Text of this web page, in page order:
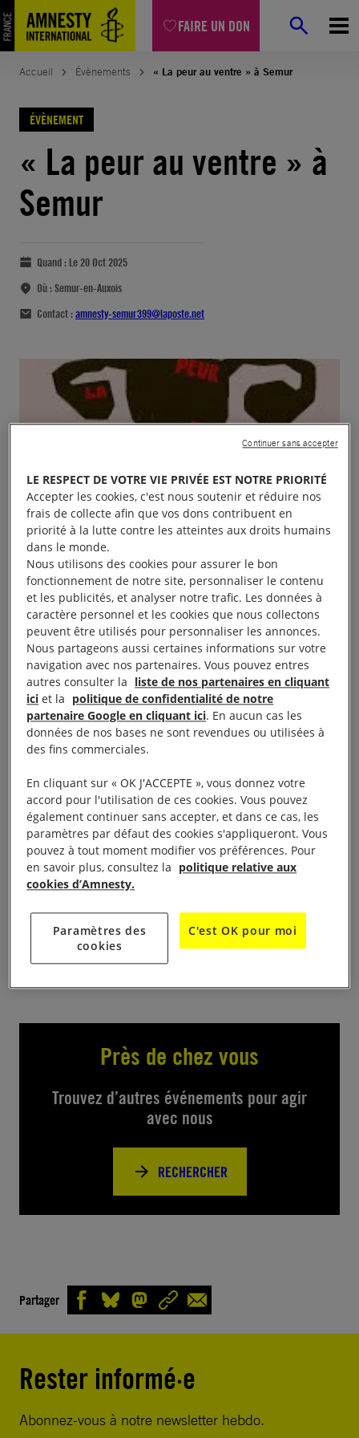
FAIRE UN DON
Accueil Évènements « La peur au ventre » à Semur
ÉVÈNEMENT
« La peur au ventre » à
Semur
Quand : Le 20 Oct 2025
Où :Semur-en-Auxois
Contact :amnesty-semur399@laposte.net
Ciné-débat « La Peur au Ventre »
A partir de 20h30
L’Étoile Cinéma
Film documentaire de Léa Clairmont-Dion sur la
situation de l’avortement aux Etats-Unis. La
projection sera suivie d’un débat animé avec la
participation du Planning Familial de Côte d’Or.
Près de chez vous
Trouvez d’autres événements pour agir
avec nous
RECHERCHER
Partager
Rester informé·e
Abonnez-vous à notre newsletter hebdo.
LE RESPECT DE VOTRE VIE PRIVÉE EST NOTRE PRIORITÉ
Accepter les cookies, c'est nous soutenir et réduire nos
frais de collecte afin que vos dons contribuent en
priorité à la lutte contre les atteintes aux droits humains
dans le monde.
Nous utilisons des cookies pour assurer le bon
fonctionnement de notre site, personnaliser le contenu
et les publicités, et analyser notre trafic. Les données à
caractère personnel et les cookies que nous collectons
peuvent être utilisés pour personnaliser les annonces.
Nous partageons aussi certaines informations sur votre
navigation avec nos partenaires. Vous pouvez entres
autres consulter la liste de nos partenaires en cliquant
ici et la politique de confidentialité de notre
partenaire Google en cliquant ici. En aucun cas les
données de nos bases ne sont revendues ou utilisées à
des fins commerciales.
En cliquant sur « OK J'ACCEPTE », vous donnez votre
accord pour l'utilisation de ces cookies. Vous pouvez
également continuer sans accepter, et dans ce cas, les
paramètres par défaut des cookies s'appliqueront. Vous
pouvez à tout moment modifier vos préférences. Pour
en savoir plus, consultez la politique relative aux
cookies d’Amnesty.
Paramètres des
cookies
C'est OK pour moi
Continuer sans accepter